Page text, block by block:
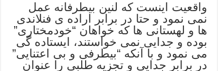
واقعیت اینست که لنین بیطرفانه عمل
نمی نمود و حتا در برابر اراده ی فنلاندی
ها و لهستانی ها که خواهان “خودمختاری”
بوده و جدایی نمی خواستند، ایستاده گی
می نمود و با آنکه “بیطرفی و بی اعتنایی”
در برابر جدایی و تجزیه طلبی را عنوان